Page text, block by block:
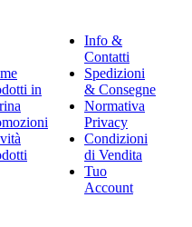
in
Info &
Contatti
Spedizioni
& Consegne
Normativa
Privacy
Condizioni
di Vendita
Tuo
Account